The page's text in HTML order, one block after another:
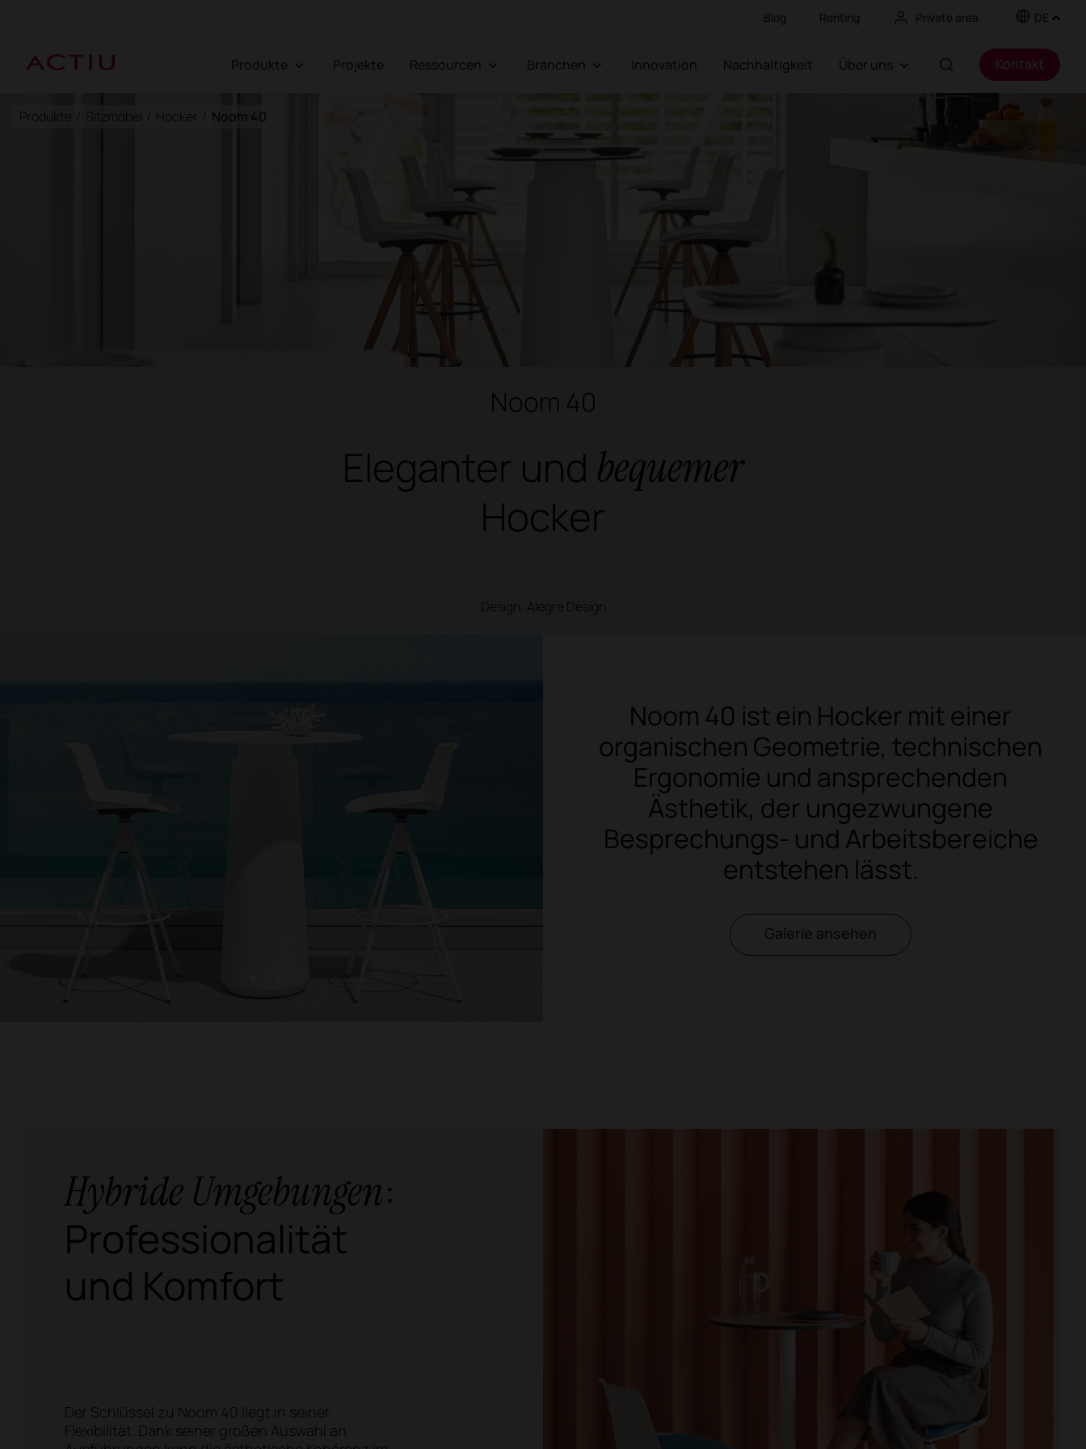
Blog Renting Private area DE
Produkte Projekte Ressourcen Branchen Innovation Nachhaltigkeit Über uns Kontakt
Produkte / Sitzmöbel / Hocker / Noom 40
Noom 40
Eleganter und bequemer
Hocker
Design: Alegre Design
Noom 40 ist ein Hocker mit einer
organischen Geometrie, technischen
Ergonomie und ansprechenden
Ästhetik, der ungezwungene
Besprechungs- und Arbeitsbereiche
entstehen lässt.
Galerie ansehen
Hybride Umgebungen:
Professionalität
und Komfort
Der Schlüssel zu Noom 40 liegt in seiner
Flexibilität. Dank seiner großen Auswahl an